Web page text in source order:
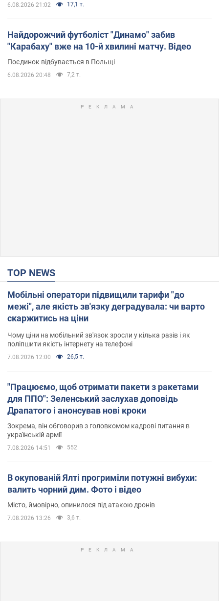
6.08.2026 21:02 17,1 т.
Найдорожчий футболіст "Динамо" забив
"Карабаху" вже на 10-й хвилині матчу. Відео
Поєдинок відбувається в Польщі
6.08.2026 20:48 7,2 т.
TOP NEWS
Мобільні оператори підвищили тарифи "до
межі", але якість зв'язку деградувала: чи варто
скаржитись на ціни
Чому ціни на мобільний зв'язок зросли у кілька разів і як
поліпшити якість інтернету на телефоні
7.08.2026 12:00 26,5 т.
"Працюємо, щоб отримати пакети з ракетами
для ППО": Зеленський заслухав доповідь
Драпатого і анонсував нові кроки
Зокрема, він обговорив з головкомом кадрові питання в
українській армії
7.08.2026 14:51 552
В окупованій Ялті прогриміли потужні вибухи:
валить чорний дим. Фото і відео
Місто, ймовірно, опинилося під атакою дронів
7.08.2026 13:26 3,6 т.